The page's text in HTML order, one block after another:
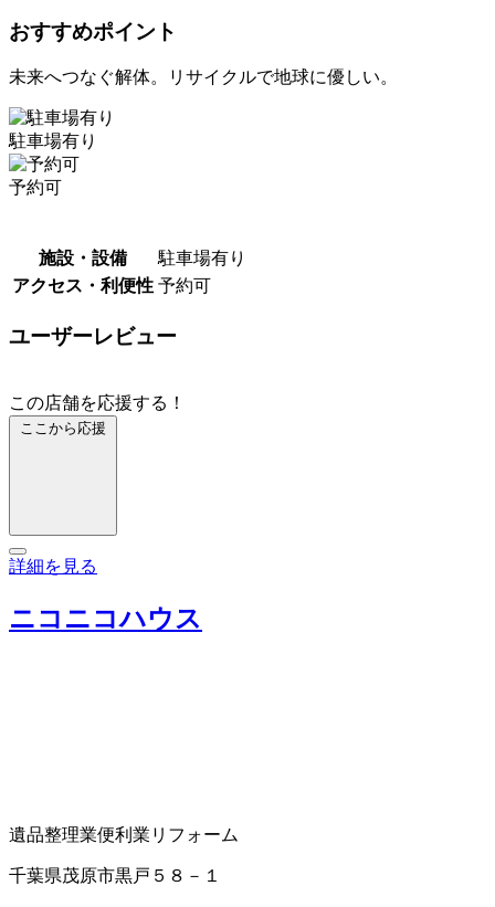
おすすめポイント
未来へつなぐ解体。リサイクルで地球に優しい。
駐車場有り
予約可
施設・設備
駐車場有り
アクセス・利便性 予約可
ユーザーレビュー
この店舗を応援する！
ここから応援
詳細を見る
ニコニコハウス
遺品整理業便利業 リフォーム
千葉県茂原市黒戸５８－１